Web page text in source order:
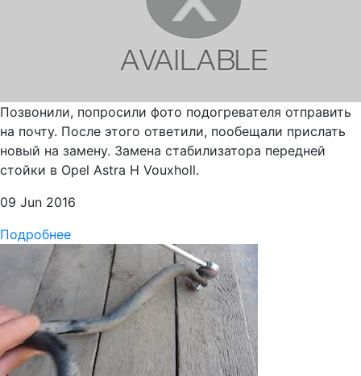
Позвонили, попросили фото подогревателя отправить
на почту. После этого ответили, пообещали прислать
новый на замену. Замена стабилизатора передней
стойки в Opel Astra H Vouxholl.
09 Jun 2016
Подробнее